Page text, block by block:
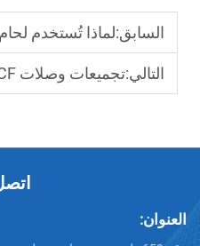
السابق:لماذا تُستخدم لحام الجوانب
التالي:تجميعات وصلات CF للمرافق البحثية العلمية
العنوان: